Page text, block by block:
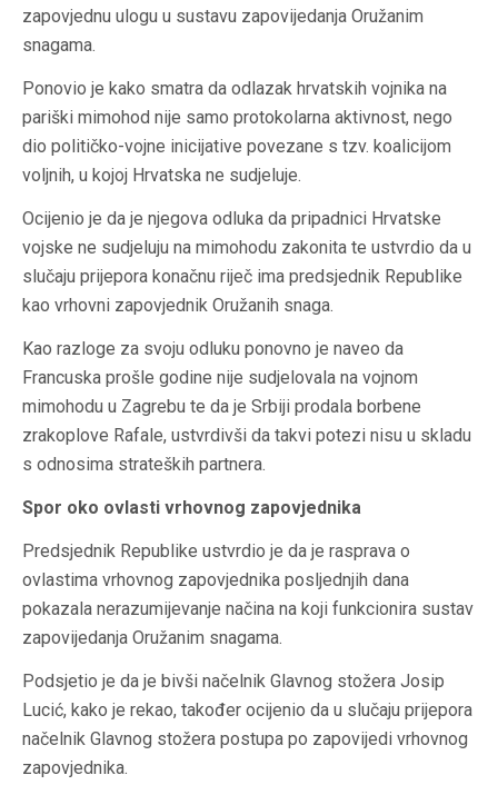
zapovjednu ulogu u sustavu zapovijedanja Oružanim
snagama.
Ponovio je kako smatra da odlazak hrvatskih vojnika na
pariški mimohod nije samo protokolarna aktivnost, nego
dio političko-vojne inicijative povezane s tzv. koalicijom
voljnih, u kojoj Hrvatska ne sudjeluje.
Ocijenio je da je njegova odluka da pripadnici Hrvatske
vojske ne sudjeluju na mimohodu zakonita te ustvrdio da u
slučaju prijepora konačnu riječ ima predsjednik Republike
kao vrhovni zapovjednik Oružanih snaga.
Kao razloge za svoju odluku ponovno je naveo da
Francuska prošle godine nije sudjelovala na vojnom
mimohodu u Zagrebu te da je Srbiji prodala borbene
zrakoplove Rafale, ustvrdivši da takvi potezi nisu u skladu
s odnosima strateških partnera.
Spor oko ovlasti vrhovnog zapovjednika
Predsjednik Republike ustvrdio je da je rasprava o
ovlastima vrhovnog zapovjednika posljednjih dana
pokazala nerazumijevanje načina na koji funkcionira sustav
zapovijedanja Oružanim snagama.
Podsjetio je da je bivši načelnik Glavnog stožera Josip
Lucić, kako je rekao, također ocijenio da u slučaju prijepora
načelnik Glavnog stožera postupa po zapovijedi vrhovnog
zapovjednika.